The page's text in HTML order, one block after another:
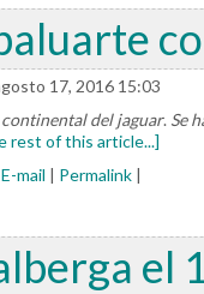
17, 2016 15:03
del jaguar. Se
rest of this article...]
E-mail | Permalink |
el